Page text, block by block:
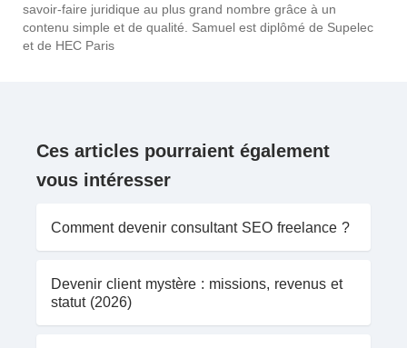
savoir-faire juridique au plus grand nombre grâce à un
contenu simple et de qualité. Samuel est diplômé de Supelec
et de HEC Paris
Ces articles pourraient également
vous intéresser
Comment devenir consultant SEO freelance ?
Devenir client mystère : missions, revenus et
statut (2026)